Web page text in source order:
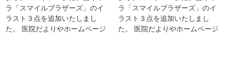
ラ「スマイルブラザーズ」のイ
ラスト３点を追加いたしまし
た。 医院だよりやホームページ
ラ「スマイルブラザーズ」のイ
ラスト３点を追加いたしまし
た。 医院だよりやホームページ